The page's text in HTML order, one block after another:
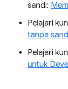
sandi:
Pelajari
tanpa
Pelajari
untuk